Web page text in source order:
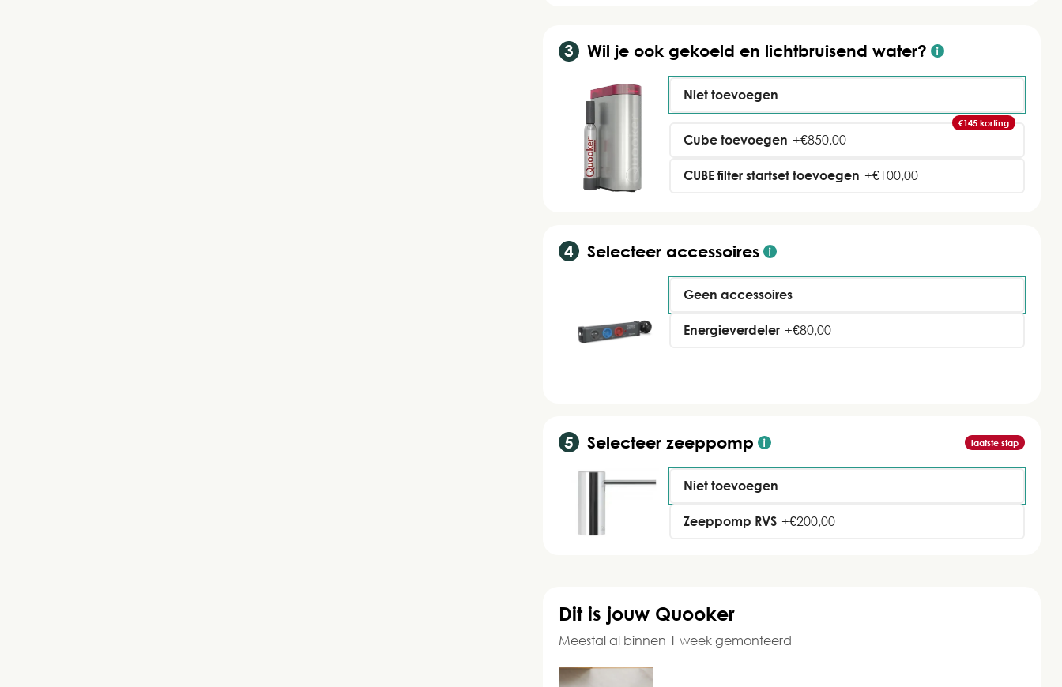
Wil je ook gekoeld en lichtbruisend water?
Niet toevoegen
Cube toevoegen +€850,00
€145 korting
CUBE filter startset toevoegen +€100,00
Selecteer accessoires
Geen accessoires
Energieverdeler +€80,00
Selecteer zeeppomp laatste stap
Niet toevoegen
Zeeppomp RVS +€200,00
Dit is jouw Quooker
Meestal al binnen 1 week gemonteerd